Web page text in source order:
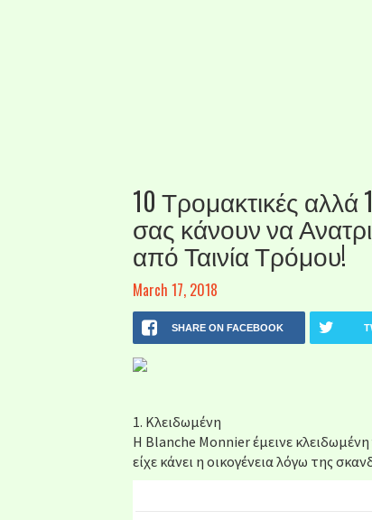
10 Τρομακτικές αλλά
σας κάνουν να
από Ταινία Τρόμου!
March 17, 2018
SHARE ON FACEBOOK
1. Κλειδωμένη
Η Blanche Monnier έμεινε
είχε κάνει η οικογένεια λόγω της